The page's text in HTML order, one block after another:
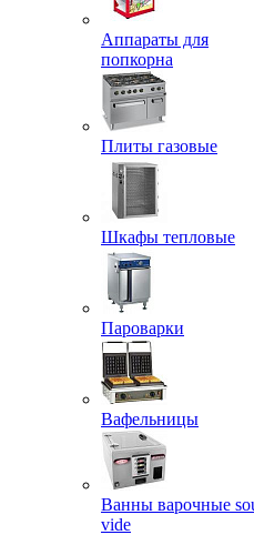
Аппараты для
попкорна
Плиты газовые
Шкафы тепловые
Пароварки
Вафельницы
Ванны варочные
vide